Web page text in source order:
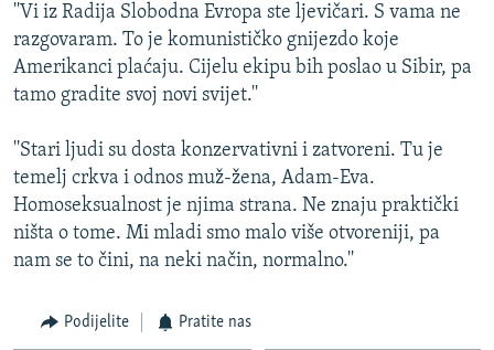
''Vi iz Radija Slobodna Evropa ste ljevičari. S vama ne
razgovaram. To je komunističko gnijezdo koje
Amerikanci plaćaju. Cijelu ekipu bih poslao u Sibir, pa
tamo gradite svoj novi svijet.''
''Stari ljudi su dosta konzervativni i zatvoreni. Tu je
temelj crkva i odnos muž-žena, Adam-Eva.
Homoseksualnost je njima strana. Ne znaju praktički
ništa o tome. Mi mladi smo malo više otvoreniji, pa
nam se to čini, na neki način, normalno.''
Podijelite Pratite nas